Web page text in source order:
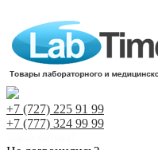
+7 (727) 225 91 99
+7 (777) 324 99 99